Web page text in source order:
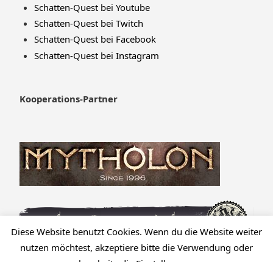
Schatten-Quest bei Youtube
Schatten-Quest bei Twitch
Schatten-Quest bei Facebook
Schatten-Quest bei Instagram
Kooperations-Partner
Diese Website benutzt Cookies. Wenn du die Website weiter
nutzen möchtest, akzeptiere bitte die Verwendung oder